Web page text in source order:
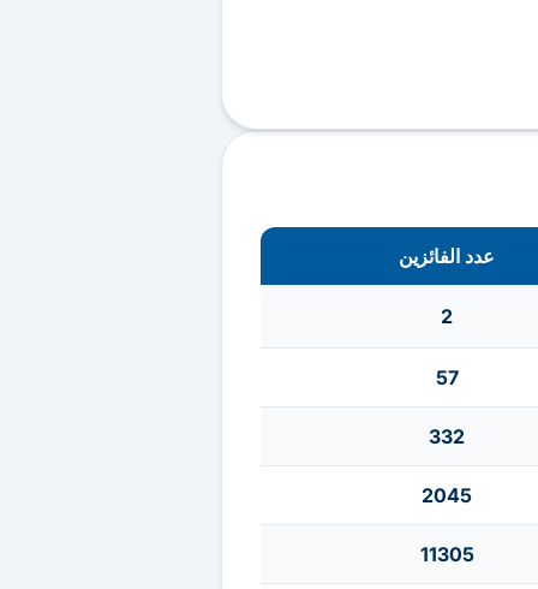
عدد الفائزين
2
57
332
2045
11305